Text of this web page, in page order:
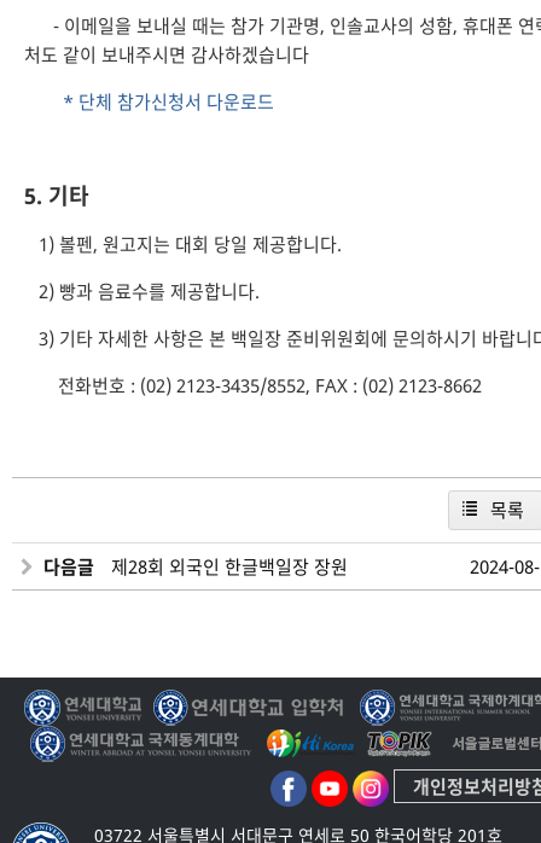
- 이메일을 보내실 때는 참가 기관명, 인솔교사의 성함, 휴대폰 연
처도 같이 보내주시면 감사하겠습니다
* 단체 참가신청서 다운로드
5. 기타
1) 볼펜, 원고지는 대회 당일 제공합니다.
2) 빵과 음료수를 제공합니다.
3) 기타 자세한 사항은 본 백일장 준비위원회에 문의하시기 바랍니
전화번호 : (02) 2123-3435/8552, FAX : (02) 2123-8662
목록
다음글 제28회 외국인 한글백일장 장원 2024-
03722 서울특별시 서대문구 연세로 50 한국어학당 201호
개인정보처리방